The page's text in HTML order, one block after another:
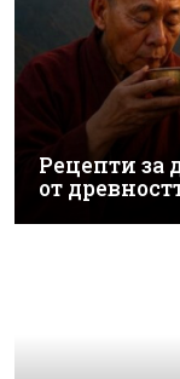
Рецепти за
от